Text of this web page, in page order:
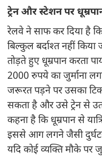
ट्रेन और स्टेशन पर
रेलवे ने साफ कर दिया है कि
बिल्कुल बर्दाश्त नहीं
तोड़ते हुए धूम्रपान करता
2000 रुपये का जुर्माना
जरूरत पड़ने पर उसका
सकता है और उसे ट्रेन से
कहना है कि धूम्रपान से
इससे आग लगने जैसी
यदि कोई व्यक्ति मौके पर